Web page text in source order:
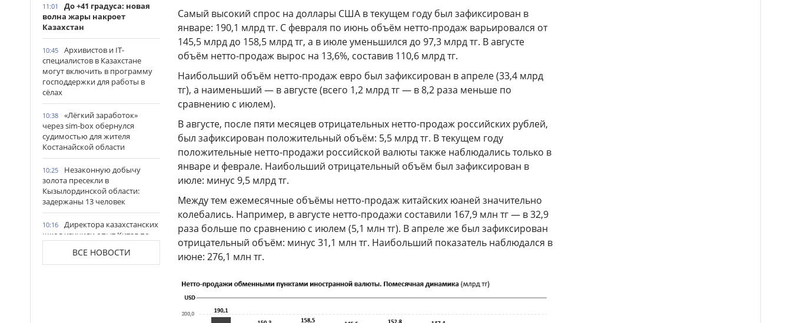
11:01
До +41 градуса: новая
волна жары накроет
Казахстан
10:45
Архивистов и IT-
специалистов в Казахстане
могут включить в программу
господдержки для работы в
сёлах
10:38
«Лёгкий заработок»
через sim-box обернулся
судимостью для жителя
Костанайской области
10:25
Незаконную добычу
золота пресекли в
Кызылординской области:
задержаны 13 человек
10:16
Директора казахстанских
школ изучили опыт Китая по
Сорвал планы
ВСЕ НОВОСТИ
Самый высокий спрос на доллары США в текущем году был зафиксирован в
январе: 190,1 млрд тг. С февраля по июнь объём нетто-продаж варьировался от
145,5 млрд до 158,5 млрд тг, а в июле уменьшился до 97,3 млрд тг. В августе
объём нетто-продаж вырос на 13,6%, составив 110,6 млрд тг.
Наибольший объём нетто-продаж евро был зафиксирован в апреле (33,4 млрд
тг), а наименьший — в августе (всего 1,2 млрд тг — в 8,2 раза меньше по
сравнению с июлем).
В августе, после пяти месяцев отрицательных нетто-продаж российских рублей,
был зафиксирован положительный объём: 5,5 млрд тг. В текущем году
положительные нетто-продажи российской валюты также наблюдались только в
январе и феврале. Наибольший отрицательный объём был зафиксирован в
июле: минус 9,5 млрд тг.
Между тем ежемесячные объёмы нетто-продаж китайских юаней значительно
колебались. Например, в августе нетто-продажи составили 167,9 млн тг — в 32,9
раза больше по сравнению с июлем (5,1 млн тг). В апреле же был зафиксирован
отрицательный объём: минус 31,1 млн тг. Наибольший показатель наблюдался в
июне: 276,1 млн тг.